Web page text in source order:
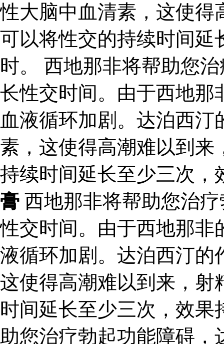
性大脑中血清素，这使得
可以将性交的持续时间延
时。 西地那非将帮助您
长性交时间。由于西地那
血液循环加剧。达泊西
素，这使得高潮难以到来
持续时间延长至少三次
膏 西地那非将帮助您治
性交时间。由于西地那非
液循环加剧。达泊西汀的
这使得高潮难以到来，射
时间延长至少三次，效果
助您治疗勃起功能障碍